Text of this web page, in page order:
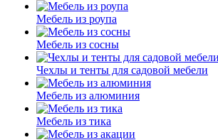
Мебель из роупа
Мебель из сосны
Чехлы и тенты для садовой мебели
Мебель из алюминия
Мебель из тика